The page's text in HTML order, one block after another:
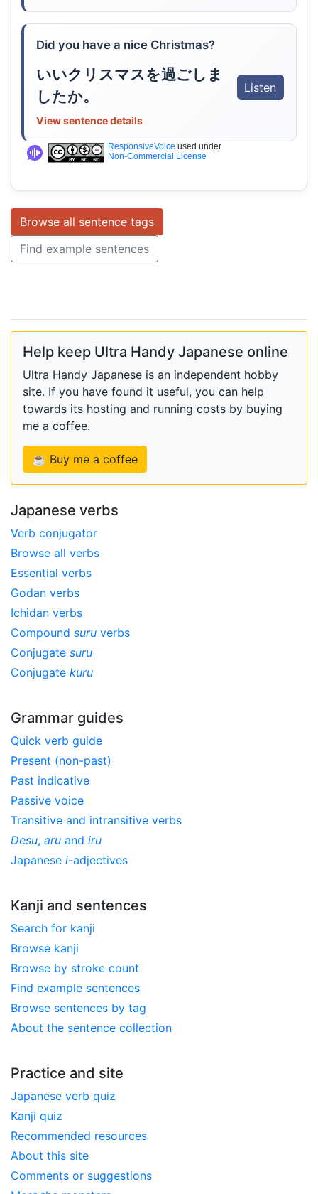
Did you have a nice Christmas?
いいクリスマスを過ごしま
したか。
Listen
View sentence details
ResponsiveVoice used under
Non-Commercial License
Browse all sentence tags
Find example sentences
Help keep Ultra Handy Japanese online
Ultra Handy Japanese is an independent hobby
site. If you have found it useful, you can help
towards its hosting and running costs by buying
me a coffee.
☕ Buy me a coffee
Japanese verbs
Verb conjugator
Browse all verbs
Essential verbs
Godan verbs
Ichidan verbs
Compound suru verbs
Conjugate suru
Conjugate kuru
Grammar guides
Quick verb guide
Present (non-past)
Past indicative
Passive voice
Transitive and intransitive verbs
Desu, aru and iru
Japanese i-adjectives
Kanji and sentences
Search for kanji
Browse kanji
Browse by stroke count
Find example sentences
Browse sentences by tag
About the sentence collection
Practice and site
Japanese verb quiz
Kanji quiz
Recommended resources
About this site
Comments or suggestions